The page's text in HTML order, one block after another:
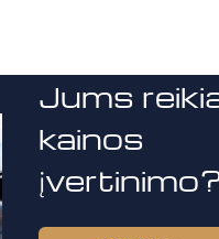
Jums
kainos